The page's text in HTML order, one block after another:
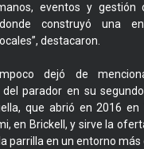
eventos y gestión
construyó una
destacaron.
dejó de
parador en su
que abrió en 2016 en
en Brickell, y sirve la
parrilla en un entorno más